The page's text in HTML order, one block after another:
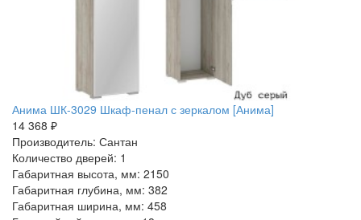
Анима ШК-3029 Шкаф-пенал с зеркалом [Анима]
14 368 ₽
Производитель: Сантан
Количество дверей: 1
Габаритная высота, мм: 2150
Габаритная глубина, мм: 382
Габаритная ширина, мм: 458